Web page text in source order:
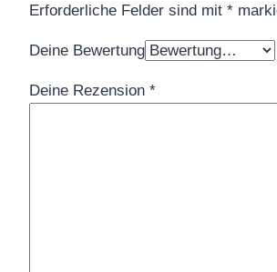
Erforderliche Felder sind mit *
Deine Bewertung
Deine Rezension *